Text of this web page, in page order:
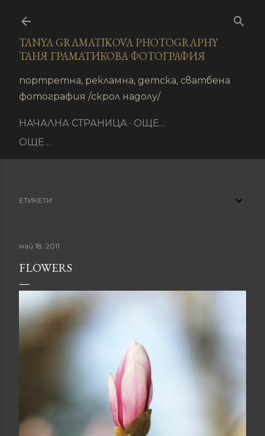
TANYA GRAMATIKOVA PHOTOGRAPHY
ТАНЯ ГРАМАТИКОВА ФОТОГРАФИЯ
портретна, рекламна, детска, сватбена
фотография /скрол надолу/
НАЧАЛНА СТРАНИЦА
ОЩЕ…
ОЩЕ…
ЕТИКЕТИ
май 18, 2011
FLOWERS